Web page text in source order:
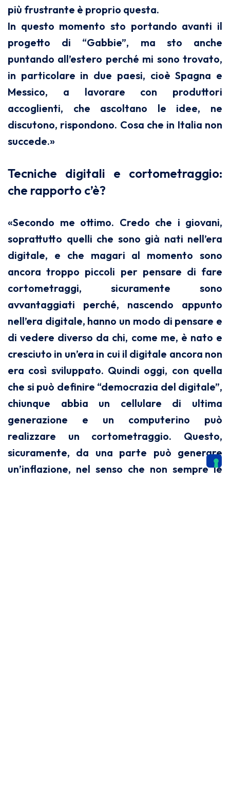
più frustrante è proprio questa.
In questo momento sto portando avanti il
progetto di “Gabbie”, ma sto anche
puntando all’estero perché mi sono trovato,
in particolare in due paesi, cioè Spagna e
Messico, a lavorare con produttori
accoglienti, che ascoltano le idee, ne
discutono, rispondono. Cosa che in Italia non
succede.»
Tecniche digitali e cortometraggio:
che rapporto c’è?
«Secondo me ottimo. Credo che i giovani,
soprattutto quelli che sono già nati nell’era
digitale, e che magari al momento sono
ancora troppo piccoli per pensare di fare
cortometraggi, sicuramente sono
avvantaggiati perché, nascendo appunto
nell’era digitale, hanno un modo di pensare e
di vedere diverso da chi, come me, è nato e
cresciuto in un’era in cui il digitale ancora non
era così sviluppato. Quindi oggi, con quella
che si può definire “democrazia del digitale”,
chiunque abbia un cellulare di ultima
generazione e un computerino può
realizzare un cortometraggio. Questo,
sicuramente, da una parte può generare
un’inflazione, nel senso che non sempre le